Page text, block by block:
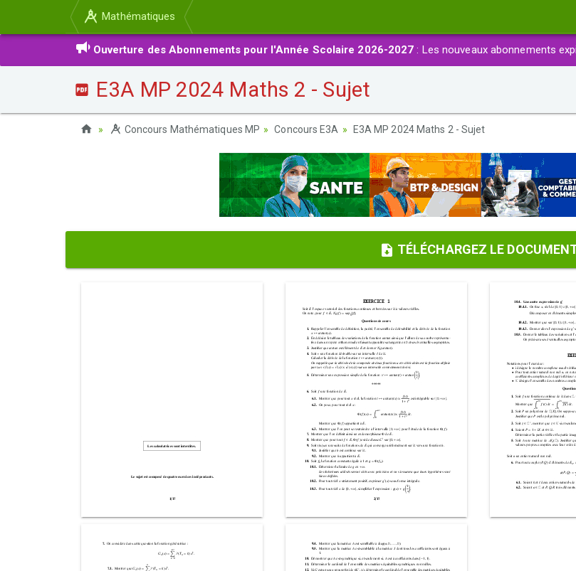
Mathématiques
Ouverture des Abonnements pour l'Année Scolaire 2026-2027 : Les nouveaux abonnements
E3A MP 2024 Maths 2 - Sujet
Concours Mathématiques MP Concours E3A E3A MP 2024 Maths 2 - Sujet
TÉLÉCHARGEZ LE